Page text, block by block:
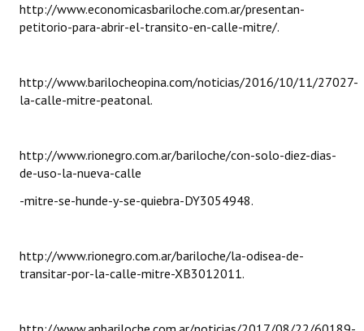
Informes de Unidad Coordinadora
Actas de Audiencias Públicas
Comunicaciones
Declaraciones
Resoluciones de Presidencia
http://www.economicasbariloche.com.ar/presentan-
petitorio-para-abrir-el-transito-en-calle-mitre/.
http://www.barilocheopina.com/noticias/2016/10/11/27027-
la-calle-mitre-peatonal.
http://www.rionegro.com.ar/bariloche/con-solo-diez-dias-
de-uso-la-nueva-calle
-mitre-se-hunde-y-se-quiebra-DY3054948.
http://www.rionegro.com.ar/bariloche/la-odisea-de-
transitar-por-la-calle-mitre-XB3012011.